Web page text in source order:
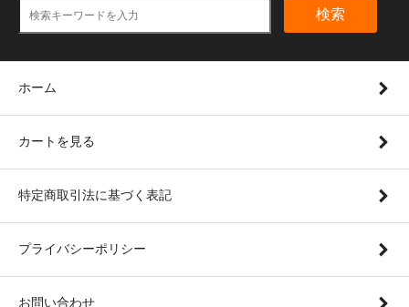
検索
ホーム
カートを見る
特定商取引法に基づく表記
プライバシーポリシー
お問い合わせ